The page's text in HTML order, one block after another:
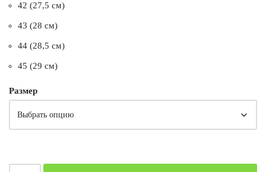
42 (27,5 см)
43 (28 см)
44 (28,5 см)
45 (29 см)
Размер